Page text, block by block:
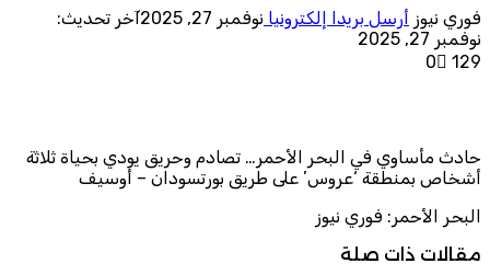
فوري نيوز أرسل بريدا إلكترونيا نوفمبر 27, 2025
آخر تحديث:
نوفمبر 27, 2025
0
129
حادث مأساوي في البحر الأحمر… تصادم وحريق يودي بحياة ثلاثة
أشخاص بمنطقة ‘عروس’ على طريق بورتسودان – أوسيف
البحر الأحمر: فوري نيوز
مقالات ذات صلة